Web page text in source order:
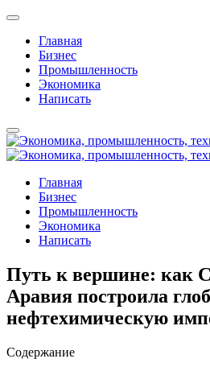
Главная
Бизнес
Промышленность
Экономика
Написать
Главная
Бизнес
Промышленность
Экономика
Написать
Путь к вершине: как
Аравия построила
нефтехимическую
Содержание